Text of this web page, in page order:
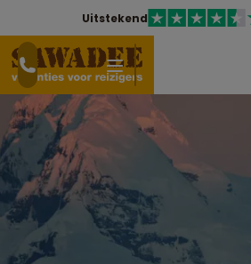
Uitstekend